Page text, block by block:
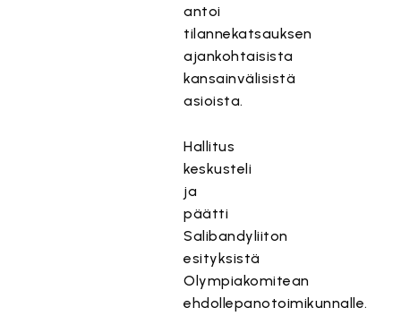
antoi
tilannekatsauksen
ajankohtaisista
kansainvälisistä
asioista.
Hallitus
keskusteli
ja
päätti
Salibandyliiton
esityksistä
Olympiakomitean
ehdollepanotoimikunnalle.